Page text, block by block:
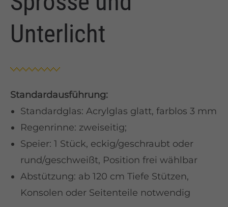
Unterlicht
Standardausführung:
Standardglas: Acrylglas glatt, farblos 3 mm
Regenrinne: zweiseitig;
Speier: 1 Stück, eckig/geschraubt oder
rund/geschweißt, Position frei wählbar
Abstützung: ab 120 cm Tiefe Stützen,
Konsolen oder Seitenteile notwendig